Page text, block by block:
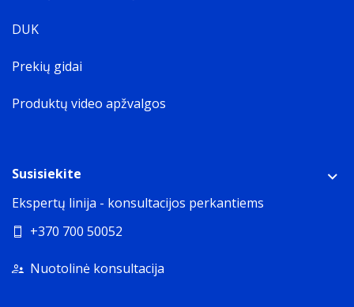
DUK
Prekių gidai
Produktų video apžvalgos
Susisiekite
Ekspertų linija - konsultacijos perkantiems
+370 700 50052
Nuotolinė konsultacija